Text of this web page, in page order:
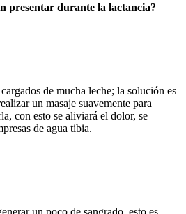
presentar durante la lactancia?
de mucha leche; la solución es
un masaje suavemente para
con esto se aliviará el dolor, se
de agua tibia.
un poco de sangrado, esto es